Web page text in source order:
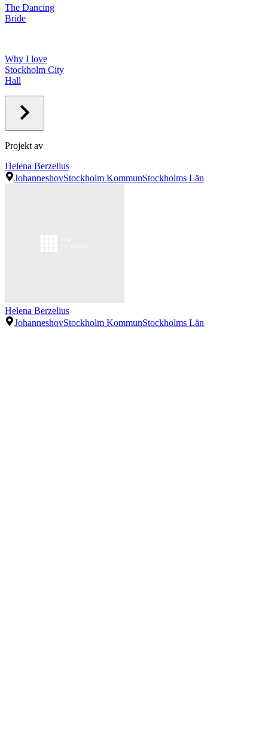
The Dancing
Bride
Why I love
Stockholm City
Hall
Projekt av
Helena Berzelius
JohanneshovStockholm KommunStockholms Län
Helena Berzelius
JohanneshovStockholm KommunStockholms Län